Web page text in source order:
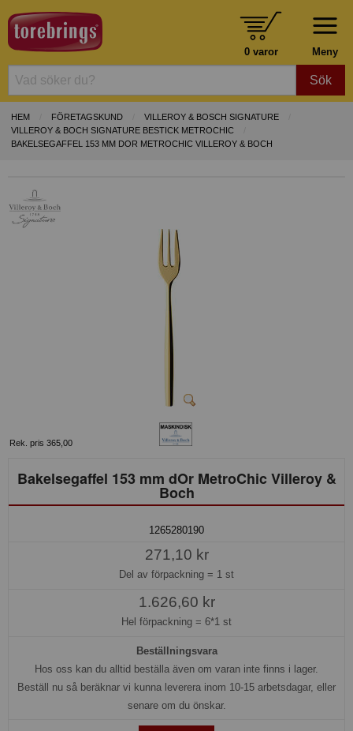
Meny
0 varor
Sök
HEM FÖRETAGSKUND
VILLEROY & BOSCH SIGNATURE
VILLEROY & BOCH SIGNATURE BESTICK METROCHIC
BAKELSEGAFFEL 153 MM DOR METROCHIC VILLEROY & BOCH
Rek. pris 365,00
Bakelsegaffel 153 mm dOr MetroChic Villeroy &
Boch
1265280190
271,10 kr
Del av förpackning = 1 st
1.626,60 kr
Hel förpackning = 6*1 st
Beställningsvara
Hos oss kan du alltid beställa även om varan inte finns i lager.
Beställ nu så beräknar vi kunna leverera inom 10-15 arbetsdagar, eller
senare om du önskar.